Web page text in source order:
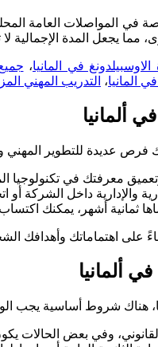
في المانيا،
المانيا، التدريب المهني
ألمانيا
فرص عديدة للتطوير
معرفتك في تكنولوجيا
والإدارية داخل الشركة أو
ثمانية أشهر، يمكنك
على اهتماماتك وأهدافك
ألمانيا
هناك شروط أساسية يجب
وفي بعض الحالات يكون الحد